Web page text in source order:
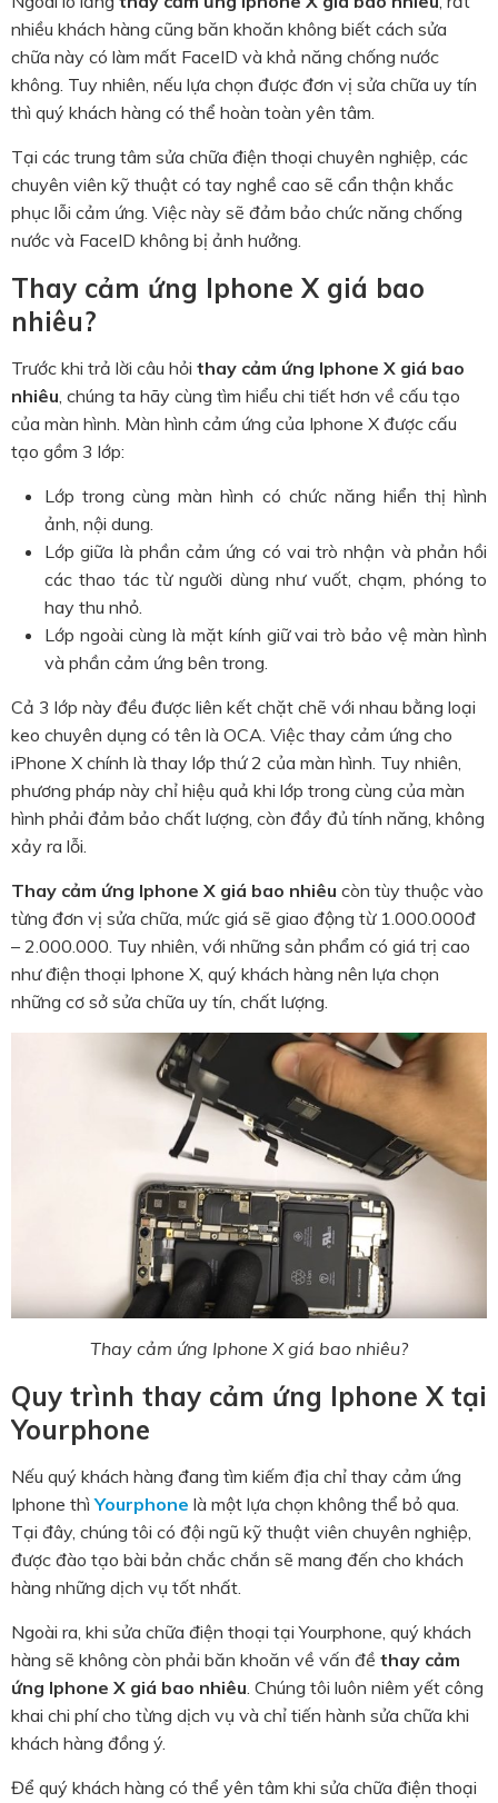
nhiều khách hàng cũng băn khoăn không biết cách sửa
chữa này có làm mất FaceID và khả năng chống nước
không. Tuy nhiên, nếu lựa chọn được đơn vị sửa chữa uy tín
thì quý khách hàng có thể hoàn toàn yên tâm.
Tại các trung tâm sửa chữa điện thoại chuyên nghiệp, các
chuyên viên kỹ thuật có tay nghề cao sẽ cẩn thận khắc
phục lỗi cảm ứng. Việc này sẽ đảm bảo chức năng chống
nước và FaceID không bị ảnh hưởng.
Thay cảm ứng Iphone X giá bao
nhiêu?
Trước khi trả lời câu hỏi thay cảm ứng Iphone X giá bao
nhiêu , chúng ta hãy cùng tìm hiểu chi tiết hơn về cấu tạo
của màn hình. Màn hình cảm ứng của Iphone X được cấu
tạo gồm 3 lớp:
Lớp trong cùng màn hình có chức năng hiển thị hình
ảnh, nội dung.
Lớp giữa là phần cảm ứng có vai trò nhận và phản hồi
các thao tác từ người dùng như vuốt, chạm, phóng to
hay thu nhỏ.
Lớp ngoài cùng là mặt kính giữ vai trò bảo vệ màn hình
và phần cảm ứng bên trong.
Cả 3 lớp này đều được liên kết chặt chẽ với nhau bằng loại
keo chuyên dụng có tên là OCA. Việc thay cảm ứng cho
iPhone X chính là thay lớp thứ 2 của màn hình. Tuy nhiên,
phương pháp này chỉ hiệu quả khi lớp trong cùng của màn
hình phải đảm bảo chất lượng, còn đầy đủ tính năng, không
xảy ra lỗi.
Thay cảm ứng Iphone X giá bao nhiêu còn tùy thuộc vào
từng đơn vị sửa chữa, mức giá sẽ giao động từ 1.000.000đ
– 2.000.000. Tuy nhiên, với những sản phẩm có giá trị cao
như điện thoại Iphone X, quý khách hàng nên lựa chọn
những cơ sở sửa chữa uy tín, chất lượng.
Thay cảm ứng Iphone X giá bao nhiêu?
Quy trình thay cảm ứng Iphone X tại
Yourphone
Nếu quý khách hàng đang tìm kiếm địa chỉ thay cảm ứng
Iphone thìYourphone là một lựa chọn không thể bỏ qua.
Tại đây, chúng tôi có đội ngũ kỹ thuật viên chuyên nghiệp,
được đào tạo bài bản chắc chắn sẽ mang đến cho khách
hàng những dịch vụ tốt nhất.
Ngoài ra, khi sửa chữa điện thoại tại Yourphone, quý khách
hàng sẽ không còn phải băn khoăn về vấn đề thay cảm
ứng Iphone X giá bao nhiêu. Chúng tôi luôn niêm yết công
khai chi phí cho từng dịch vụ và chỉ tiến hành sửa chữa khi
khách hàng đồng ý.
Để quý khách hàng có thể yên tâm khi sửa chữa điện thoại